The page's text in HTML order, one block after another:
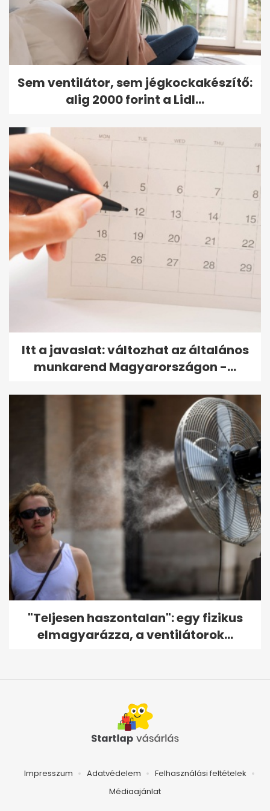
Sem ventilátor, sem jégkockakészítő:
alig 2000 forint a Lidl...
Itt a javaslat: változhat az általános
munkarend Magyarországon -...
"Teljesen haszontalan": egy fizikus
elmagyarázza, a ventilátorok...
Impresszum Adatvédelem
Felhasználási feltételek
Médiaajánlat